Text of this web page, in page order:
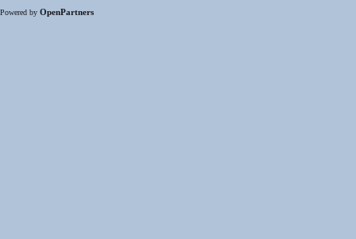
Powered by OpenPartners